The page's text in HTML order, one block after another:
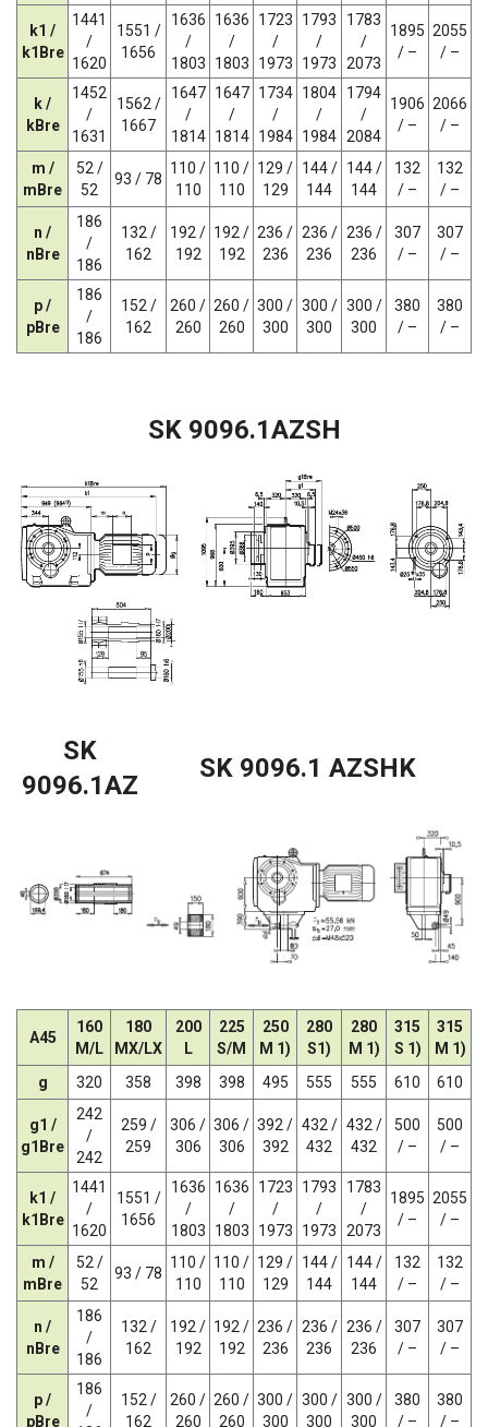
k1 /
k1Bre
1441
/
1620
1551 /
1656
1636
/
1803
1636
/
1803
1723
/
1973
1793
/
1973
1783
/
2073
1895
/ –
2055
/ –
k /
kBre
1452
/
1631
1562 /
1667
1647
/
1814
1647
/
1814
1734
/
1984
1804
/
1984
1794
/
2084
1906
/ –
2066
/ –
m /
mBre
52 /
52
93 / 78
110 /
110
110 /
110
129 /
129
144 /
144
144 /
144
132
/ –
132
/ –
n /
nBre
186
/
186
132 /
162
192 /
192
192 /
192
236 /
236
236 /
236
236 /
236
307
/ –
307
/ –
p /
pBre
186
/
186
152 /
162
260 /
260
260 /
260
300 /
300
300 /
300
300 /
300
380
/ –
380
/ –
SK 9096.1AZSH
SK
9096.1AZ
SK 9096.1 AZSHK
A45
160
M/L
180
MX/LX
200
L
225
S/M
250
M 1)
280
S1)
280
M 1)
315
S 1)
315
M 1)
g
320 358 398 398 495 555 555 610 610
g1 /
g1Bre
242
/
242
259 /
259
306 /
306
306 /
306
392 /
392
432 /
432
432 /
432
500
/ –
500
/ –
k1 /
k1Bre
1441
/
1620
1551 /
1656
1636
/
1803
1636
/
1803
1723
/
1973
1793
/
1973
1783
/
2073
1895
/ –
2055
/ –
m /
mBre
52 /
52
93 / 78
110 /
110
110 /
110
129 /
129
144 /
144
144 /
144
132
/ –
132
/ –
n /
nBre
186
/
186
132 /
162
192 /
192
192 /
192
236 /
236
236 /
236
236 /
236
307
/ –
307
/ –
p /
pBre
186
/
152 /
162
260 /
260
260 /
260
300 /
300
300 /
300
300 /
300
380
/ –
380
/ –